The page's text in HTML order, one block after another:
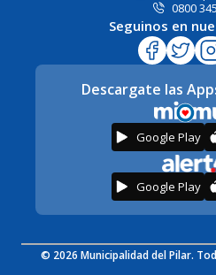
0800
Seguinos en
Descargate las
Google Play
Google Play
© 2026 Municipalidad del Pilar.